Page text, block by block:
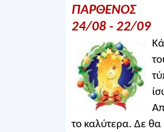
ΠΑΡΘΕΝΟΣ
24/08 - 22/09
το καλύτερα. Δε θα